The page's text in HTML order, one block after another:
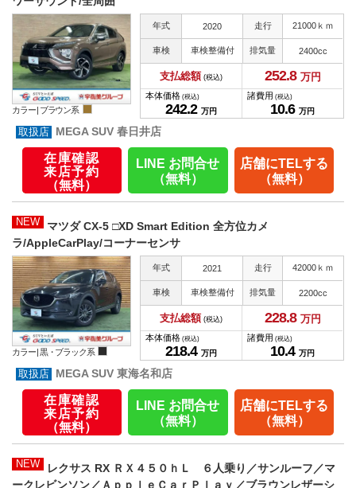
カラー | ブラウン系
年式 2020 走行 21000ｋｍ
車検 車検整備付 排気量 2400cc
支払総額 (税込) 252.8 万円
本体価格 (税込)
242.2 万円
諸費用 (税込)
10.6 万円
MEGA SUV 春日井店
在庫確認
来店予約
（無料）
LINE お問合せ
（無料）
店舗にTELする
（無料）
NEW
マツダ CX-5 □XD Smart Edition 全方位カメ
ラ/AppleCarPlay/コーナーセンサ
カラー |黒・ブラック系
年式 2021 走行 42000ｋｍ
車検 車検整備付 排気量 2200cc
支払総額 (税込) 228.8 万円
本体価格 (税込)
218.4 万円
諸費用 (税込)
10.4 万円
MEGA SUV 東海名和店
在庫確認
来店予約
（無料）
LINE お問合せ
（無料）
店舗にTELする
（無料）
NEW
レクサス RX ＲＸ４５０ｈＬ ６人乗り／サンルーフ／マ
ークレビンソン／ＡｐｐｌｅＣａｒＰｌａｙ／ブラウンレザーシ